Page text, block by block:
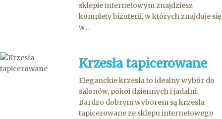
sklepie internetowym znajdziesz
komplety biżuterii, w których znajduje się
w...
Krzesła tapicerowane
Eleganckie krzesła to idealny wybór do
salonów, pokoi dziennych i jadalni.
Bardzo dobrym wyborem są krzesła
tapicerowane ze sklepu internetowego